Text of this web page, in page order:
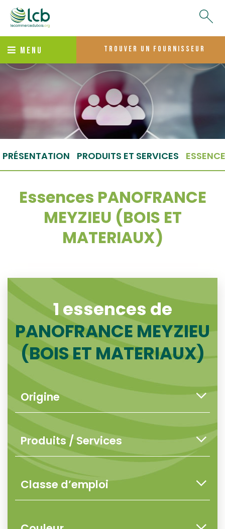
MENU trouver un fournisseur
PRÉSENTATION PRODUITS ET SERVICES
Essences PANOFRANCE
MEYZIEU (BOIS ET
MATERIAUX)
1 essences de
PANOFRANCE MEYZIEU
(BOIS ET MATERIAUX)